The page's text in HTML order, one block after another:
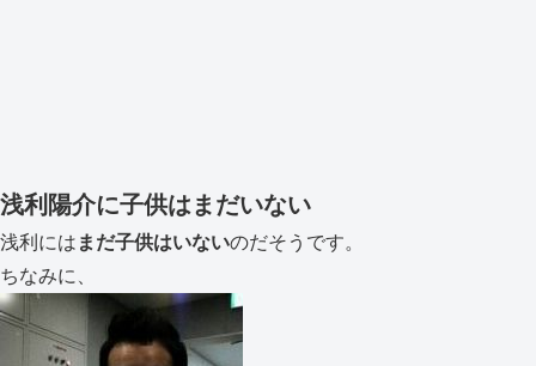
浅利陽介に子供はまだいない
浅利には まだ子供はいないのだそうです。
ちなみに、